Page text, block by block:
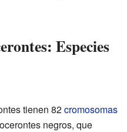
Especies
tienen 82cromosomas
negros, que